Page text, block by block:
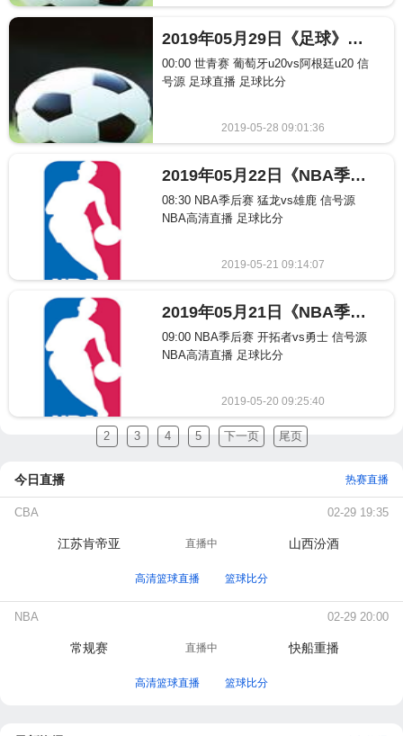
126
2019年05月29日《足球》比赛赛程表
00:00 世青赛 葡萄牙u20vs阿根廷u20 信
号源 足球直播 足球比分
2019-05-28 09:01:36
164
2019年05月22日《NBA季后赛》NBA比赛赛程表
08:30 NBA季后赛 猛龙vs雄鹿 信号源
NBA高清直播 足球比分
2019-05-21 09:14:07
167
2019年05月21日《NBA季后赛》NBA比赛赛程表
09:00 NBA季后赛 开拓者vs勇士 信号源
NBA高清直播 足球比分
2019-05-20 09:25:40
146
2 3 4 5 下一页 尾页
今日直播 热赛直播
CBA 02-29 19:35
江苏肯帝亚 直播中 山西汾酒
高清篮球直播 篮球比分
NBA 02-29 20:00
常规赛 直播中 快船重播
高清篮球直播 篮球比分